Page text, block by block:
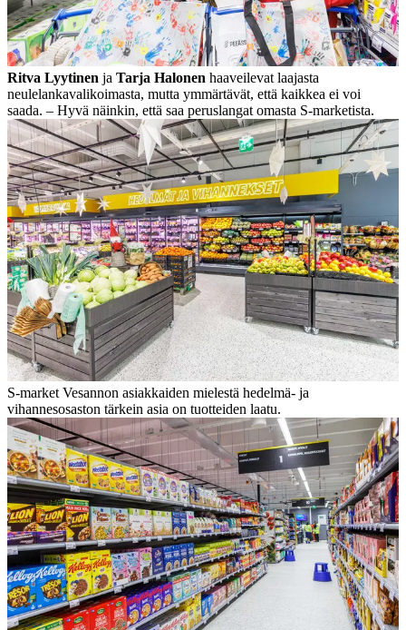
Ritva Lyytinen ja Tarja Halonen haaveilevat laajasta
neulelankavalikoimasta, mutta ymmärtävät, että kaikkea ei voi
saada. – Hyvä näinkin, että saa peruslangat omasta S-marketista.
S-market Vesannon asiakkaiden mielestä hedelmä- ja
vihannesosaston tärkein asia on tuotteiden laatu.